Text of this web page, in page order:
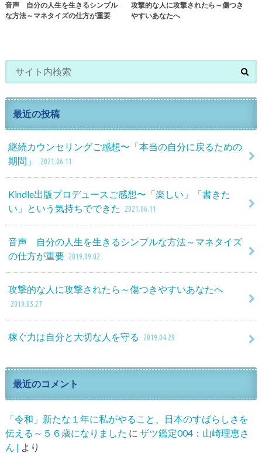
音声 自分の人生を生きるシンプル
な方法～マネタイズの仕方が重要
攻撃的な人に攻撃されたら～傷つき
やすいあなたへ
最近の投稿
継続カウンセリングご感想〜「本当の自分に戻るための
期間」
2021.06.11
Kindle出版プロデュースご感想〜「楽しい」「書きた
い」という気持ちでできた
2021.06.11
音声 自分の人生を生きるシンプルな方法～マネタイズ
の仕方が重要 2019.09.02
攻撃的な人に攻撃されたら～傷つきやすいあなたへ
2019.05.27
稼ぐ力は自分と大切な人を守る 2019.04.29
最近のコメント
「令和」新たな１年に私がやること、日本のすばらしさを
伝える～５６歳になりました に ザツ鑑定004：山崎理恵さ
ん | より